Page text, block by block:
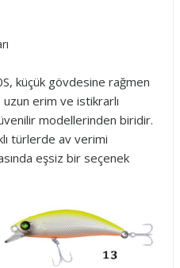
küçük gövdesine rağmen
erim ve istikrarlı
modellerinden biridir.
türlerde av verimi
eşsiz bir seçenek